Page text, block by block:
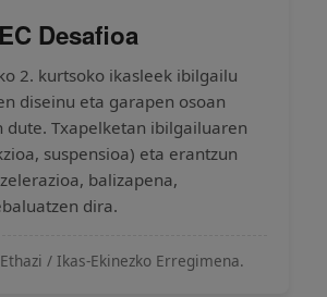
Desafioa
2. kurtsoko ikasleek ibilgailu
diseinu eta garapen osoan
dute. Txapelketan ibilgailuaren
suspensioa) eta erantzun
balizapena,
dira.
Ethazi / Ikas-Ekinezko Erregimena.